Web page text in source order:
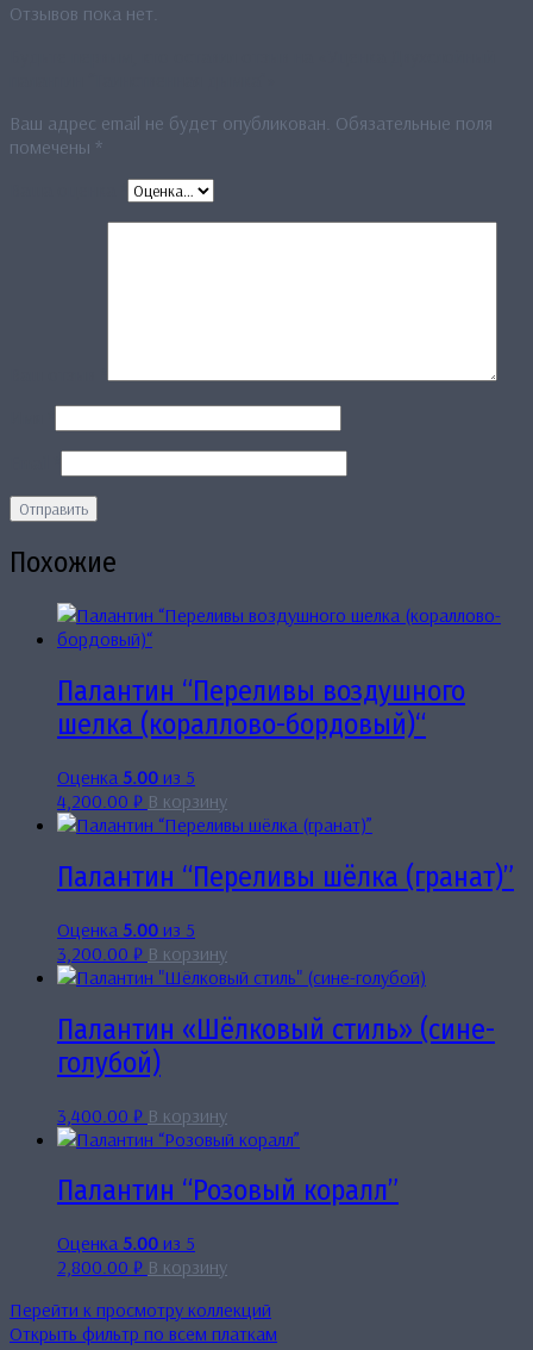
Отзывов пока нет.
Ваш адрес email не будет опубликован. Обязательные поля
помечены *
Похожие
Палантин “Переливы воздушного
шелка (кораллово-бордовый)“
Оценка 5.00 из 5
4,200.00 ₽ В корзину
Палантин “Переливы шёлка (гранат)”
Оценка 5.00 из 5
3,200.00 ₽ В корзину
Палантин «Шёлковый стиль» (сине-
голубой)
3,400.00 ₽ В корзину
Палантин “Розовый коралл”
Оценка 5.00 из 5
2,800.00 ₽ В корзину
Перейти к просмотру коллекций
Открыть фильтр по всем платкам